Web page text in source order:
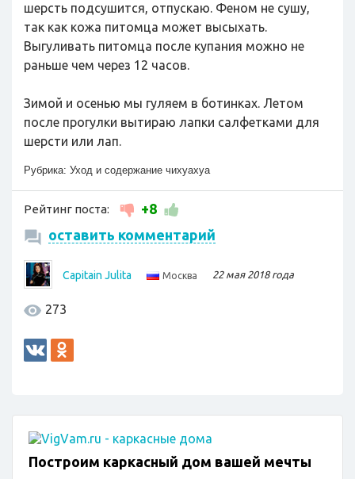
шерсть подсушится, отпускаю. Феном не сушу,
так как кожа питомца может высыхать.
Выгуливать питомца после купания можно не
раньше чем через 12 часов.
Зимой и осенью мы гуляем в ботинках. Летом
после прогулки вытираю лапки салфетками для
шерсти или лап.
Рубрика: Уход и содержание чихуахуа
Рейтинг поста:
+8
оставить комментарий
Capitain Julita Москва 22 мая 2018 года
273
Построим каркасный дом вашей мечты